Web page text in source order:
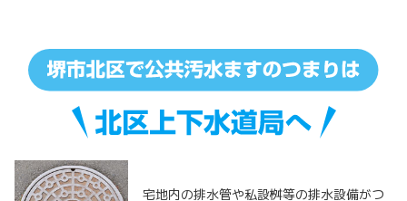
宅地内の排水管や私設桝等の排水設備がつ